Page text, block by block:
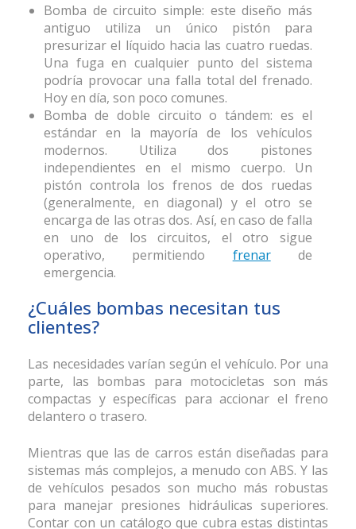
Bomba de circuito simple: este diseño más
antiguo utiliza un único pistón para
presurizar el líquido hacia las cuatro ruedas.
Una fuga en cualquier punto del sistema
podría provocar una falla total del frenado.
Hoy en día, son poco comunes.
Bomba de doble circuito o tándem: es el
estándar en la mayoría de los vehículos
modernos. Utiliza dos pistones
independientes en el mismo cuerpo. Un
pistón controla los frenos de dos ruedas
(generalmente, en diagonal) y el otro se
encarga de las otras dos. Así, en caso de falla
en uno de los circuitos, el otro sigue
operativo, permitiendo frenarde
emergencia.
¿Cuáles bombas necesitan tus
clientes?
Las necesidades varían según el vehículo. Por una
parte, las bombas para motocicletas son más
compactas y específicas para accionar el freno
delantero o trasero.
Mientras que las de carros están diseñadas para
sistemas más complejos, a menudo con ABS. Y las
de vehículos pesados son mucho más robustas
para manejar presiones hidráulicas superiores.
Contar con un catálogo que cubra estas distintas